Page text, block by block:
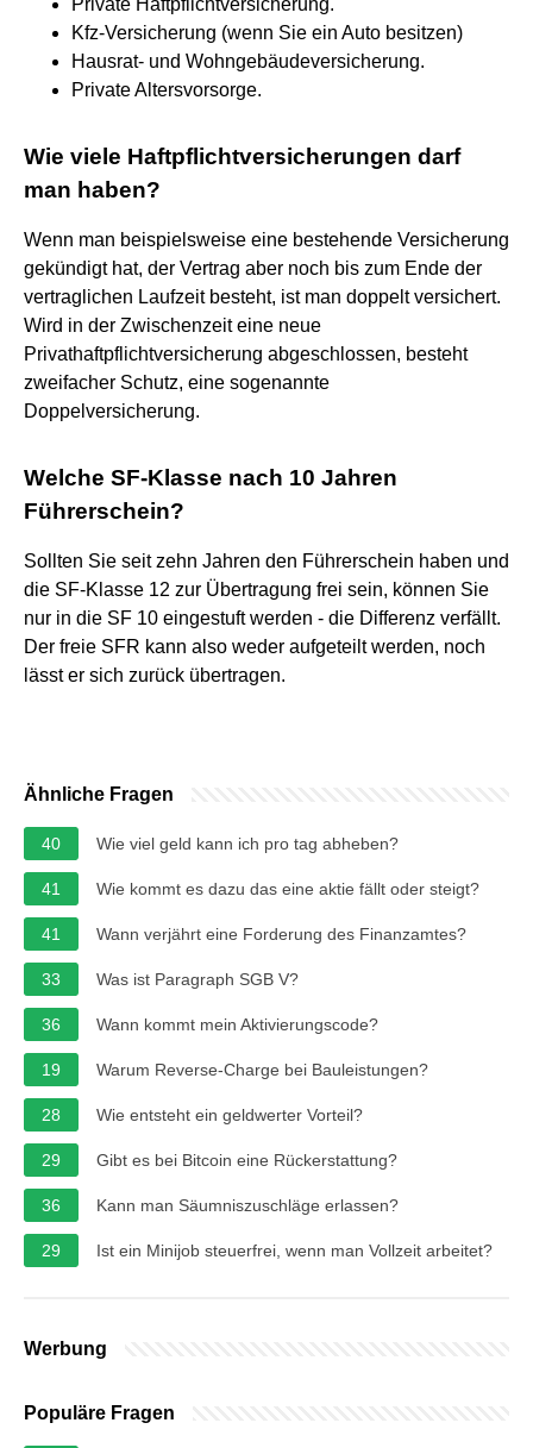
Kfz-Versicherung (wenn Sie ein Auto besitzen)
Hausrat- und Wohngebäudeversicherung.
Private Altersvorsorge.
Wie viele Haftpflichtversicherungen darf
man haben?
Wenn man beispielsweise eine bestehende Versicherung
gekündigt hat, der Vertrag aber noch bis zum Ende der
vertraglichen Laufzeit besteht, ist man doppelt versichert.
Wird in der Zwischenzeit eine neue
Privathaftpflichtversicherung abgeschlossen, besteht
zweifacher Schutz, eine sogenannte
Doppelversicherung.
Welche SF-Klasse nach 10 Jahren
Führerschein?
Sollten Sie seit zehn Jahren den Führerschein haben und
die SF-Klasse 12 zur Übertragung frei sein, können Sie
nur in die SF 10 eingestuft werden - die Differenz verfällt.
Der freie SFR kann also weder aufgeteilt werden, noch
lässt er sich zurück übertragen.
Ähnliche Fragen
40 Wie viel geld kann ich pro tag abheben?
41 Wie kommt es dazu das eine aktie fällt oder steigt?
41 Wann verjährt eine Forderung des Finanzamtes?
33 Was ist Paragraph SGB V?
36 Wann kommt mein Aktivierungscode?
19 Warum Reverse-Charge bei Bauleistungen?
28 Wie entsteht ein geldwerter Vorteil?
29 Gibt es bei Bitcoin eine Rückerstattung?
36 Kann man Säumniszuschläge erlassen?
29 Ist ein Minijob steuerfrei, wenn man Vollzeit arbeitet?
Werbung
Populäre Fragen